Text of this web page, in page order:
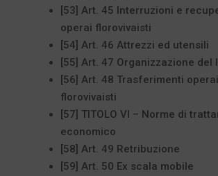
[53] Art. 45 Interruzioni e
operai florovivaisti
[54] Art. 46 Attrezzi ed utensili
[55] Art. 47 Organizzazione del
[56] Art. 48 Trasferimenti operai
florovivaisti
[57] TITOLO VI – Norme di
economico
[58] Art. 49 Retribuzione
[59] Art. 50 Ex scala mobile